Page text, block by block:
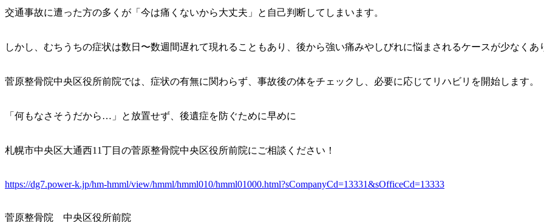
交通事故に遭った方の多くが「今は痛くないから大丈夫」と自己判断してしまいます。
しかし、むちうちの症状は数日〜数週間遅れて現れることもあり、後から強い痛みやしびれに悩まされるケースが少なくあ
菅原整骨院中央区役所前院では、症状の有無に関わらず、事故後の体をチェックし、必要に応じてリハビリを開始します。
「何もなさそうだから…」と放置せず、後遺症を防ぐために早めに
札幌市中央区大通西11丁目の菅原整骨院中央区役所前院にご相談ください！
https://dg7.power-k.jp/hm-hmml/view/hmml/hmml010/hmml01000.html?sCompanyCd=13331&sOfficeCd=13333
菅原整骨院 中央区役所前院